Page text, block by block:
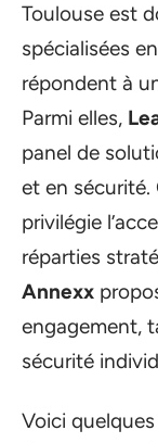
Toulouse est
spécialisées en
répondent à
Parmi elles,
panel de
et en sécurité.
privilégie
réparties
Annexx
engagement,
sécurité
Voici